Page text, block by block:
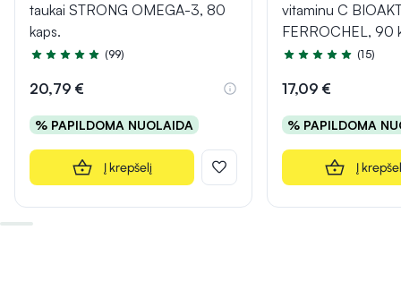
taukai STRONG OMEGA-3, 80
kaps.
Įvertinimas 4.9 iš 5
(99)
20,79 €
% PAPILDOMA NUOLAIDA
Į krepšelį
vitaminu C
FERROCHEL, 90
Įvertinimas 5.0 iš 5
(15)
17,09 €
% PAPILDOMA
Į